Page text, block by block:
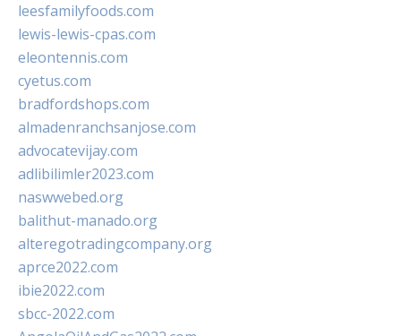
leesfamilyfoods.com
lewis-lewis-cpas.com
eleontennis.com
cyetus.com
bradfordshops.com
almadenranchsanjose.com
advocatevijay.com
adlibilimler2023.com
naswwebed.org
balithut-manado.org
alteregotradingcompany.org
aprce2022.com
ibie2022.com
sbcc-2022.com